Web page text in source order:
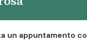
un appuntamento